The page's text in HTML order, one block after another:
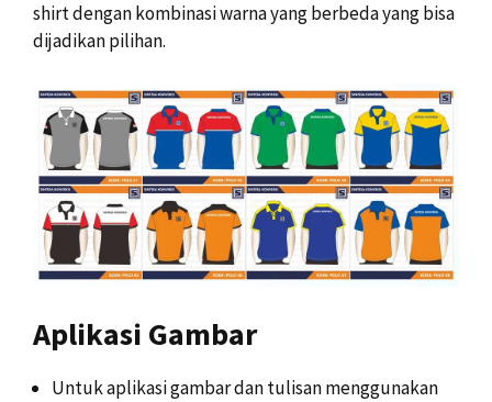
shirt dengan kombinasi warna yang berbeda yang bisa
dijadikan pilihan.
Aplikasi Gambar
Untuk aplikasi gambar dan tulisan menggunakan